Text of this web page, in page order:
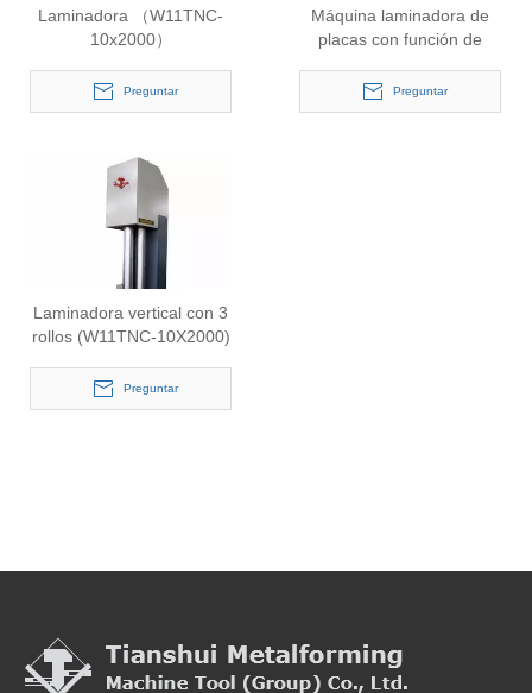
Laminadora （W11TNC-
10x2000）
Preguntar
Máquina laminadora de
placas con función de
(W11-4 * 2500)
Preguntar
Laminadora vertical con 3
rollos (W11TNC-10X2000)
Preguntar